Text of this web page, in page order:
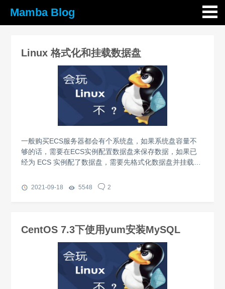
Mamba Blog
Linux 格式化和挂载数据盘
一般购买ECS服务器都会有个系统盘，如果系统盘容量不
够的话，需要在ECS实例配置数据盘来保存数据，如果已
经为 ECS 实例配了数据盘，需要先格式化数据盘并挂载文
2021-09-18 5548 2
CentOS 7.3下使用yum安装MySQL